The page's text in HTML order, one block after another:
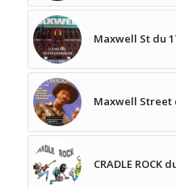
Maxwell St du
Maxwell Street
CRADLE ROCK